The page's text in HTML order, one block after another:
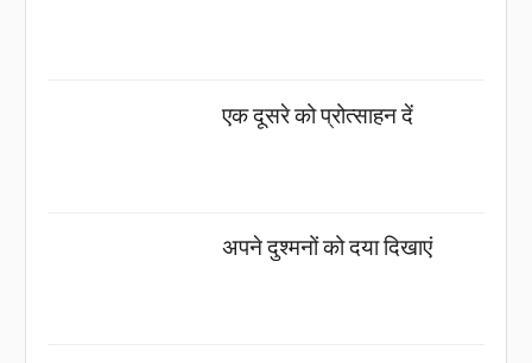
एक दूसरे को प्रोत्साहन दें
अपने दुश्मनों को दया दिखाएं